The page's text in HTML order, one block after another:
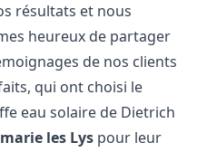
résultats et nous
heureux de partager
de nos clients
qui ont choisi le
eau solaire de Dietrich
les Lys pour leur